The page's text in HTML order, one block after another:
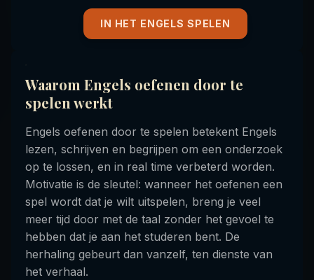
IN HET ENGELS SPELEN
Waarom Engels oefenen door te
spelen werkt
Engels oefenen door te spelen betekent Engels
lezen, schrijven en begrijpen om een onderzoek
op te lossen, en in real time verbeterd worden.
Motivatie is de sleutel: wanneer het oefenen een
spel wordt dat je wilt uitspelen, breng je veel
meer tijd door met de taal zonder het gevoel te
hebben dat je aan het studeren bent. De
herhaling gebeurt dan vanzelf, ten dienste van
het verhaal.